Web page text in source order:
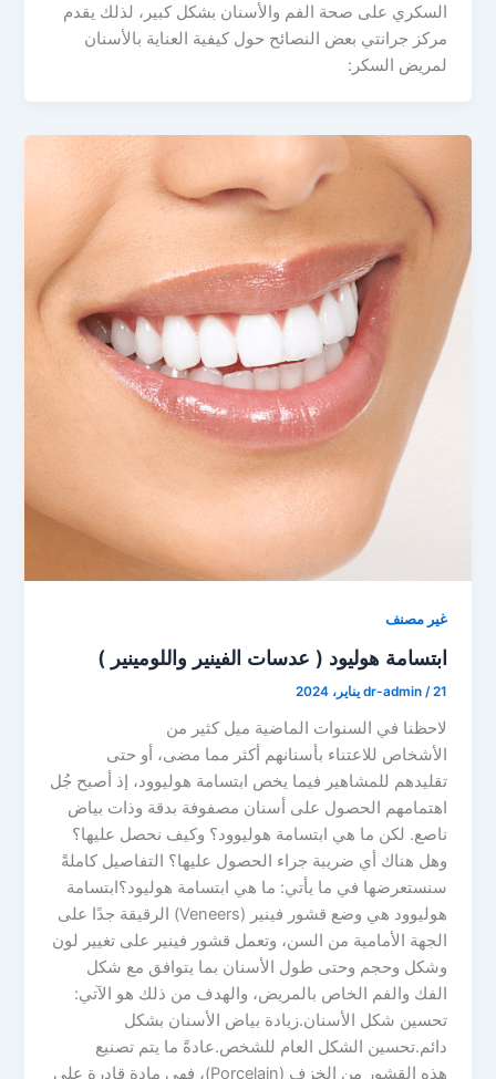
السكري على صحة الفم والأسنان بشكل كبير، لذلك يقدم
مركز جرانتي بعض النصائح حول كيفية العناية بالأسنان
لمريض السكر:
غير مصنف
ابتسامة هوليود ( عدسات الفينير واللومينير )
dr-admin /21 يناير، 2024
لاحظنا في السنوات الماضية ميل كثير من
الأشخاص للاعتناء بأسنانهم أكثر مما مضى، أو حتى
تقليدهم للمشاهير فيما يخص ابتسامة هوليوود، إذ أصبح جُل
اهتمامهم الحصول على أسنان مصفوفة بدقة وذات بياض
ناصع. لكن ما هي ابتسامة هوليوود؟ وكيف نحصل عليها؟
وهل هناك أي ضريبة جراء الحصول عليها؟ التفاصيل كاملةً
سنستعرضها في ما يأتي: ما هي ابتسامة هوليود؟ابتسامة
هوليوود هي وضع قشور فينير (Veneers) الرقيقة جدًا على
الجهة الأمامية من السن، وتعمل قشور فينير على تغيير لون
وشكل وحجم وحتى طول الأسنان بما يتوافق مع شكل
الفك والفم الخاص بالمريض، والهدف من ذلك هو الآتي:
تحسين شكل الأسنان.زيادة بياض الأسنان بشكل
دائم.تحسين الشكل العام للشخص.عادةً ما يتم تصنيع
هذه القشور من الخزف (Porcelain)، فهي مادة قادرة على